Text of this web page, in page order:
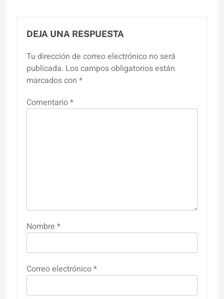
DEJA UNA RESPUESTA
Tu dirección de correo electrónico no será
publicada. Los campos obligatorios están
marcados con *
Comentario*
Nombre *
Correo electrónico*